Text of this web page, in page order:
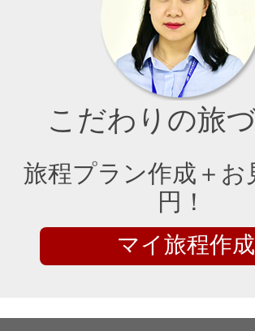
こだわりの旅
旅程プラン作成＋お
円！
マイ旅程作成